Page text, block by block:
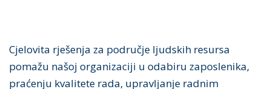
Cjelovita rješenja za područje ljudskih resursa
pomažu našoj organizaciji u odabiru zaposlenika,
praćenju kvalitete rada, upravljanje radnim